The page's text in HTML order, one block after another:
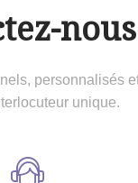
personnalisés
unique.